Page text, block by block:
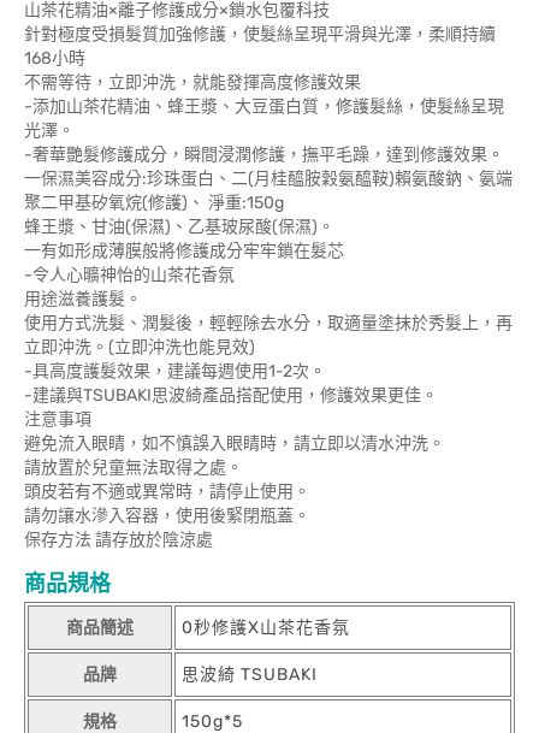
山茶花精油×離子修護成分×鎖水包覆科技
針對極度受損髮質加強修護，使髮絲呈現平滑與光澤，柔順持續
168小時
不需等待，立即沖洗，就能發揮高度修護效果
-添加山茶花精油、蜂王漿、大豆蛋白質，修護髮絲，使髮絲呈現
光澤。
-奢華艷髮修護成分，瞬間浸潤修護，撫平毛躁，達到修護效果。
一保濕美容成分:珍珠蛋白、二(月桂醯胺穀氨醯鞍)賴氨酸鈉、氨端
聚二甲基矽氧烷(修護)、 淨重:150g
蜂王漿、甘油(保濕)、乙基玻尿酸(保濕)。
一有如形成薄膜般將修護成分牢牢鎖在髮芯
-令人心曠神怡的山茶花香氛
用途滋養護髮。
使用方式洗髮、潤髮後，輕輕除去水分，取適量塗抹於秀髮上，再
立即沖洗。(立即沖洗也能見效)
-具高度護髮效果，建議每週使用1-2次。
-建議與TSUBAKI思波綺產品搭配使用，修護效果更佳。
注意事項
避免流入眼睛，如不慎誤入眼睛時，請立即以清水沖洗。
請放置於兒童無法取得之處。
頭皮若有不適或異常時，請停止使用。
請勿讓水滲入容器，使用後緊閉瓶蓋。
保存方法 請存放於陰涼處
商品規格
商品簡述 0秒修護X山茶花香氛
品牌 思波綺 TSUBAKI
規格 150g*5